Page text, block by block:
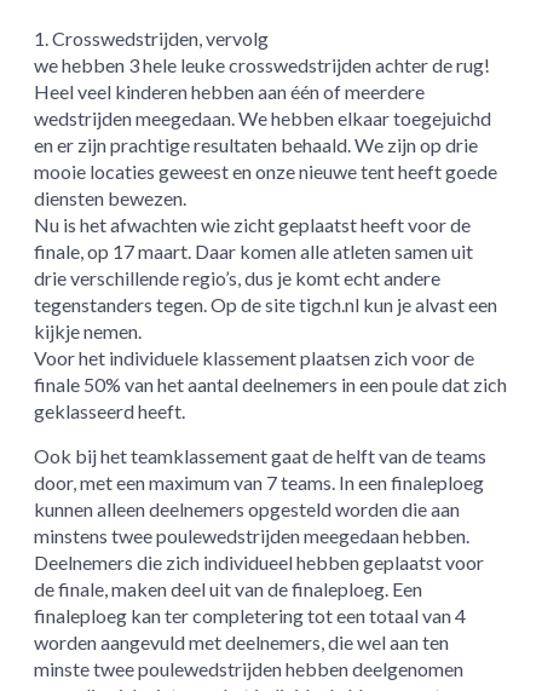
1. Crosswedstrijden, vervolg
we hebben 3 hele leuke crosswedstrijden achter de rug!
Heel veel kinderen hebben aan één of meerdere
wedstrijden meegedaan. We hebben elkaar toegejuichd
en er zijn prachtige resultaten behaald. We zijn op drie
mooie locaties geweest en onze nieuwe tent heeft goede
diensten bewezen.
Nu is het afwachten wie zicht geplaatst heeft voor de
finale, op 17 maart. Daar komen alle atleten samen uit
drie verschillende regio’s, dus je komt echt andere
tegenstanders tegen. Op de site tigch.nl kun je alvast een
kijkje nemen.
Voor het individuele klassement plaatsen zich voor de
finale 50% van het aantal deelnemers in een poule dat zich
geklasseerd heeft.
Ook bij het teamklassement gaat de helft van de teams
door, met een maximum van 7 teams. In een finaleploeg
kunnen alleen deelnemers opgesteld worden die aan
minstens twee poulewedstrijden meegedaan hebben.
Deelnemers die zich individueel hebben geplaatst voor
de finale, maken deel uit van de finaleploeg. Een
finaleploeg kan ter completering tot een totaal van 4
worden aangevuld met deelnemers, die wel aan ten
minste twee poulewedstrijden hebben deelgenomen